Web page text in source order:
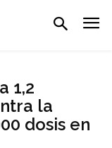
1,2
la
dosis en